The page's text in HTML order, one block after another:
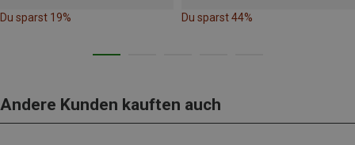
Du sparst 19% Du sparst 44%
Andere Kunden kauften auch